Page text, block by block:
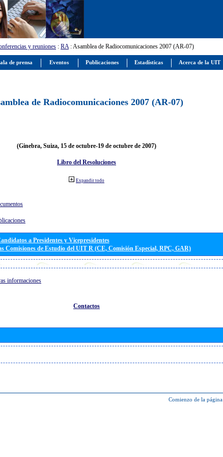
y reuniones : RA: Asamblea de Radiocomunicaciones 2007 (AR-07)
de Radiocomunicaciones 2007 (AR-07)
(Ginebra, Suiza, 15 de octubre-19 de octubre de 2007)
Libro del Resoluciones
Expandir todo
a Presidentes y Vicepresidentes
Comisiones de Estudio del UIT R (CE, Comisión Especial, RPC, GAR)
informaciones
Contactos
Comienzo de la página
de prensa Eventos Publicaciones Estadísticas Acerca de la UIT